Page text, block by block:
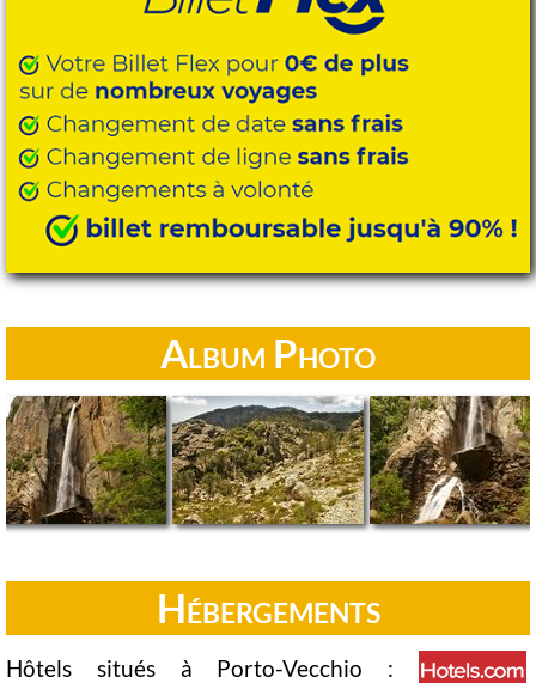
Album Photo
Hébergements
Hôtels situés à Porto-Vecchio :